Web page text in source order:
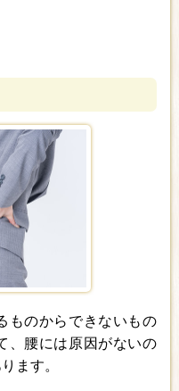
ものからできないもの
、腰には原因がないの
ます。